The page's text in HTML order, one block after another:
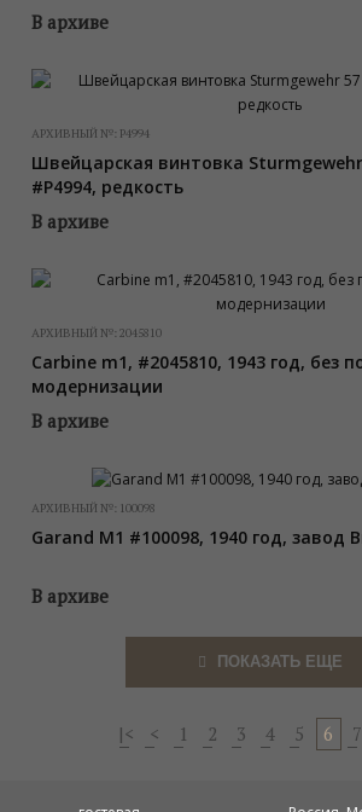
В архиве
АРХИВНЫЙ №: P4994
Швейцарская винтовка Sturmgewehr
#P4994, редкость
В архиве
АРХИВНЫЙ №: 2045810
Carbine m1, #2045810, 1943 год, без
модернизации
В архиве
АРХИВНЫЙ №: 100098
Garand M1 #100098, 1940 год, завод
В архиве
ПОКАЗАТЬ ЕЩЕ
|< < 1 2 3 4 5 6 7